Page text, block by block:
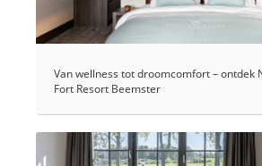
Van wellness tot droomcomfort – ontdek
Fort Resort Beemster